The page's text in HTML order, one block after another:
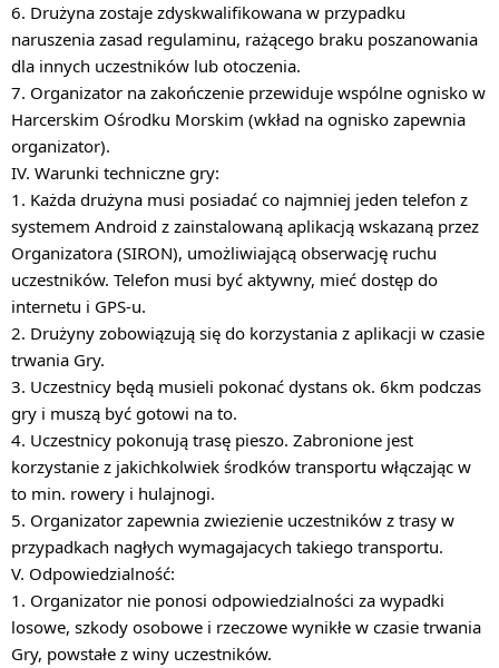
6. Drużyna zostaje zdyskwalifikowana w przypadku
naruszenia zasad regulaminu, rażącego braku poszanowania
dla innych uczestników lub otoczenia.
7. Organizator na zakończenie przewiduje wspólne ognisko w
Harcerskim Ośrodku Morskim (wkład na ognisko zapewnia
organizator).
IV. Warunki techniczne gry:
1. Każda drużyna musi posiadać co najmniej jeden telefon z
systemem Android z zainstalowaną aplikacją wskazaną przez
Organizatora (SIRON), umożliwiającą obserwację ruchu
uczestników. Telefon musi być aktywny, mieć dostęp do
internetu i GPS-u.
2. Drużyny zobowiązują się do korzystania z aplikacji w czasie
trwania Gry.
3. Uczestnicy będą musieli pokonać dystans ok. 6km podczas
gry i muszą być gotowi na to.
4. Uczestnicy pokonują trasę pieszo. Zabronione jest
korzystanie z jakichkolwiek środków transportu włączając w
to min. rowery i hulajnogi.
5. Organizator zapewnia zwiezienie uczestników z trasy w
przypadkach nagłych wymagajacych takiego transportu.
V. Odpowiedzialność:
1. Organizator nie ponosi odpowiedzialności za wypadki
losowe, szkody osobowe i rzeczowe wynikłe w czasie trwania
Gry, powstałe z winy uczestników.